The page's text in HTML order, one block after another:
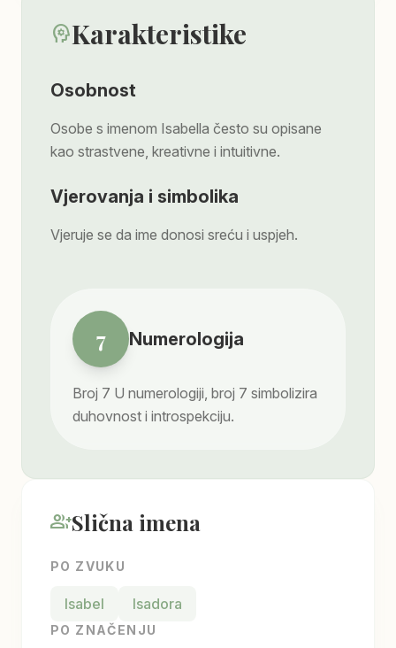
psychologyKarakteristike
Osobnost
Osobe s imenom Isabella često su opisane
kao strastvene, kreativne i intuitivne.
Vjerovanja i simbolika
Vjeruje se da ime donosi sreću i uspjeh.
7 Numerologija
Broj 7 U numerologiji, broj 7 simbolizira
duhovnost i introspekciju.
group_addSlična imena
PO ZVUKU
Isabel Isadora
PO ZNAČENJU